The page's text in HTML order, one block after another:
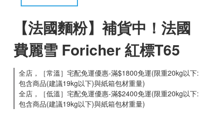
【法國麵粉】補貨中！法國
費麗雪 Foricher 紅標T65
全店，［常溫］宅配免運優惠-滿$1800免運(限重20kg以下:
包含商品(建議19kg以下)與紙箱包材重量)
全店，［低溫］宅配免運優惠-滿$2400免運(限重20kg以下:
包含商品(建議19kg以下)與紙箱包材重量)